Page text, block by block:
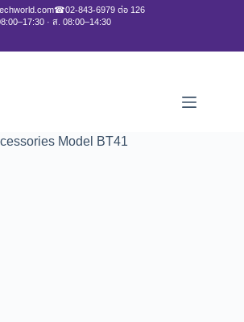
☎02-843-6979 ต่อ 126
· ส. 08:00–14:30